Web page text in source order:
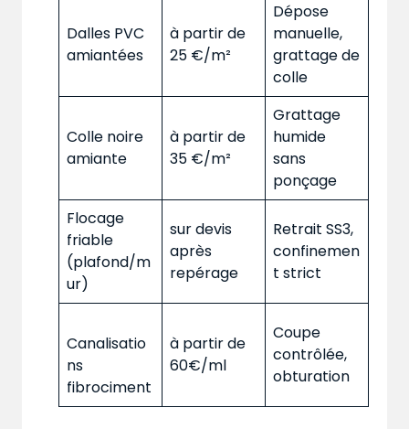
Dalles PVC
amiantées
à partir de
25 €/m²
Dépose
manuelle,
grattage de
colle
Colle noire
amiante
à partir de
35 €/m²
Grattage
humide
sans
ponçage
Flocage
friable
(plafond/m
ur)
sur devis
après
repérage
Retrait SS3,
confinemen
t strict
Canalisatio
ns
fibrociment
à partir de
60€/ml
Coupe
contrôlée,
obturation